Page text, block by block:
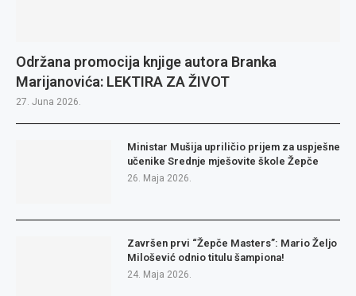
Održana promocija knjige autora Branka
Marijanovića: LEKTIRA ZA ŽIVOT
27. Juna 2026.
Ministar Mušija upriličio prijem za uspješne
učenike Srednje mješovite škole Žepče
26. Maja 2026.
Završen prvi “Žepče Masters”: Mario Željo
Milošević odnio titulu šampiona!
24. Maja 2026.